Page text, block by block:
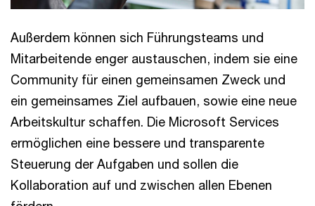
Außerdem können sich Führungsteams und
Mitarbeitende enger austauschen, indem sie eine
Community für einen gemeinsamen Zweck und
ein gemeinsames Ziel aufbauen, sowie eine neue
Arbeitskultur schaffen. Die Microsoft Services
ermöglichen eine bessere und transparente
Steuerung der Aufgaben und sollen die
Kollaboration auf und zwischen allen Ebenen